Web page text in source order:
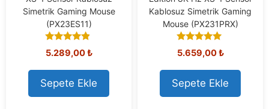
Simetrik Gaming Mouse
(PX23ES11)
4.67
out of 5
5.289,00₺
Sepete Ekle
Kablosuz Simetrik Gaming
Mouse (PX231PRX)
5.00
out of 5
5.659,00₺
Sepete Ekle